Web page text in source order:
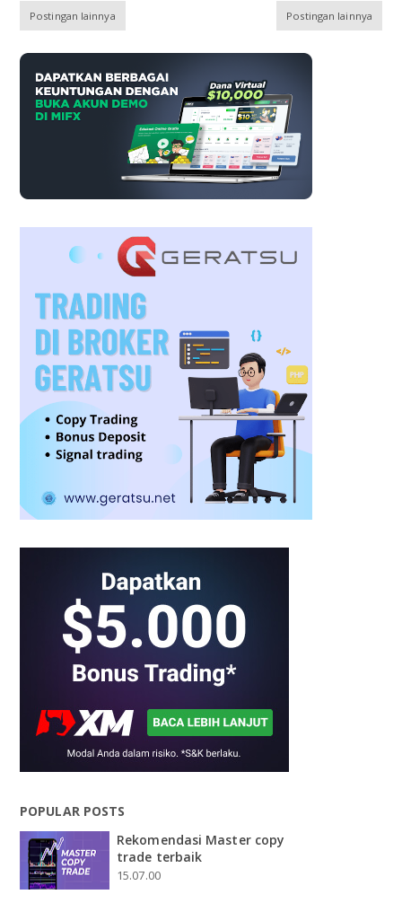
Postingan lainnya Postingan lainnya
POPULAR POSTS
Rekomendasi Master copy
trade terbaik
15.07.00